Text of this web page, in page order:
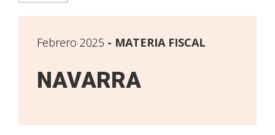
Febrero 2025 MATERIA FISCAL
NAVARRA